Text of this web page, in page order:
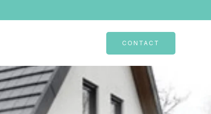
CONTACT